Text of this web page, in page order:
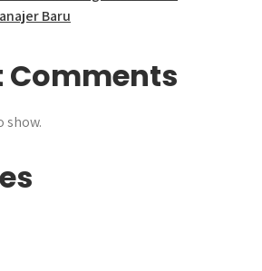
Baru
Comments
show.